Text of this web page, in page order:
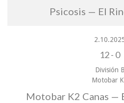
Psicosis — El
12- 0
División B
Motobar
Motobar K2 Canas —